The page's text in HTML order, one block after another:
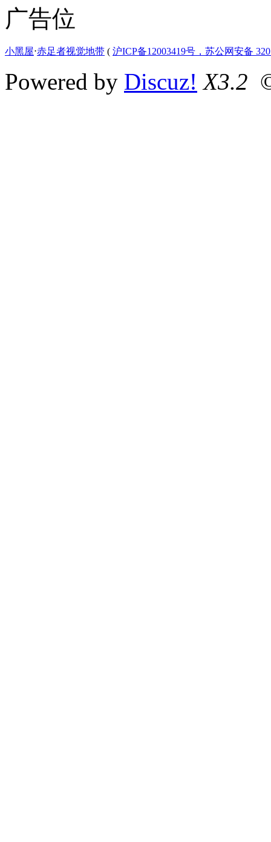
广告位
小黑屋⋅赤足者视觉地带 ( 沪ICP备12003419号，苏公网安备
Powered by Discuz! X3.2